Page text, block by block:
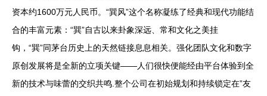
资本约1600万元人民币。“巽风”这个名称凝练了经典和现代功能结
合的丰富元素：“巽”自古以来卦象深远、常和文化之美挂
钩，“巽”同茅台历史上的天然链接息息相关。强化团队文化和数字
原创发展将是全新的立项关键——人们很快便能经由平台体验到全
新的技术与味蕾的交织共鸣.整个公司在初始规划和持续锁定在”友